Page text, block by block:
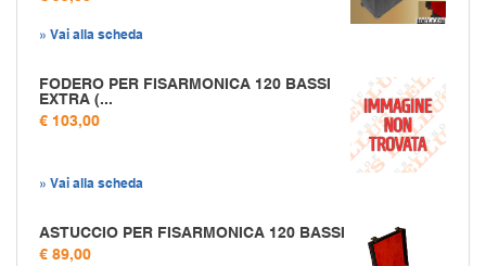
» Vai alla scheda
FODERO PER FISARMONICA 120 BASSI
EXTRA (...
€ 103,00
» Vai alla scheda
ASTUCCIO PER FISARMONICA 120 BASSI
€ 89,00